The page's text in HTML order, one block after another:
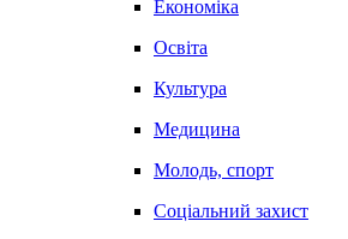
Економіка
Освіта
Культура
Медицина
Молодь, спорт
Соціальний захист